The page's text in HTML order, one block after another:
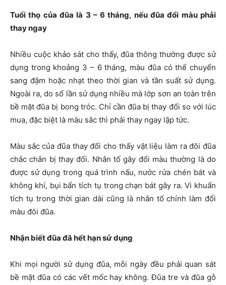
Tuổi thọ của đũa là 3 – 6 tháng, nếu đũa đổi màu phải
thay ngay
Nhiều cuộc khảo sát cho thấy, đũa thông thường được sử
dụng trong khoảng 3 – 6 tháng, màu đũa có thể chuyển
sang đậm hoặc nhạt theo thời gian và tần suất sử dụng.
Ngoài ra, do số lần sử dụng nhiều mà lớp sơn an toàn trên
bề mặt đũa bị bong tróc. Chỉ cần đũa bị thay đổi so với lúc
mua, đặc biệt là màu sắc thì phải thay ngay lập tức.
Màu sắc của đũa thay đổi cho thấy vật liệu làm ra đôi đũa
chắc chắn bị thay đổi. Nhân tố gây đổi màu thường là do
được sử dụng trong quá trình nấu, nước rửa chén bát và
không khí, bụi bẩn tích tụ trong chạn bát gây ra. Vi khuẩn
tích tụ trong thời gian dài cũng là nhân tố chính làm đổi
màu đôi đũa.
Nhận biết đũa đã hết hạn sử dụng
Khi mọi người sử dụng đũa, mỗi ngày đều phải quan sát
bề mặt đũa có các vết mốc hay không. Đũa tre và đũa gỗ